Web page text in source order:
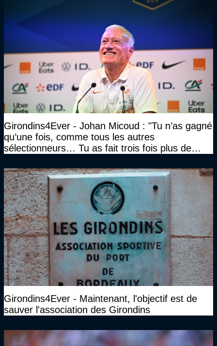
Girondins4Ever - Johan Micoud : "Tu n’as gagné
qu’une fois, comme tous les autres
sélectionneurs… Tu as fait trois fois plus de
Girondins4Ever - Maintenant, l'objectif est de
sauver l'association des Girondins